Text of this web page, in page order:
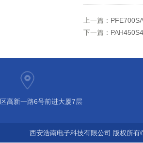
上一篇：
下一篇：
高新一路6号前进大厦7层
西安浩南电子科技有限公司 版权所